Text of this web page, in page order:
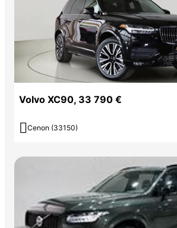
Volvo XC90, 33 790 €
 Cenon (33150)